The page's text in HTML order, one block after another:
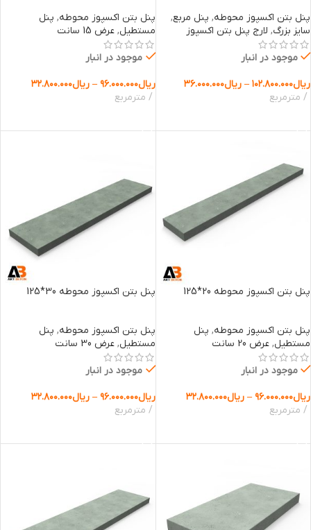
پنل بتن اکسپوز محوطه, پنل مربع,
سایز بزرگ, لارج پنل بتن اکسپوز
موجود در انبار
ریال۱۰۲.۸۰۰.۰۰۰ – ریال۳۶.۰۰۰.۰۰۰
مترمربع
پنل بتن اکسپوز محوطه, پنل
مستطیل, عرض 15 سانت
موجود در انبار
ریال۹۶.۰۰۰.۰۰۰ – ریال۳۲.۸۰۰.۰۰۰
مترمربع
پنل بتن اکسپوز محوطه 20*125
پنل بتن اکسپوز محوطه, پنل
مستطیل, عرض 20 سانت
موجود در انبار
ریال۹۶.۰۰۰.۰۰۰ – ریال۳۲.۸۰۰.۰۰۰
مترمربع
پنل بتن اکسپوز محوطه 30*125
پنل بتن اکسپوز محوطه, پنل
مستطیل, عرض 30 سانت
موجود در انبار
ریال۹۶.۰۰۰.۰۰۰ – ریال۳۲.۸۰۰.۰۰۰
مترمربع